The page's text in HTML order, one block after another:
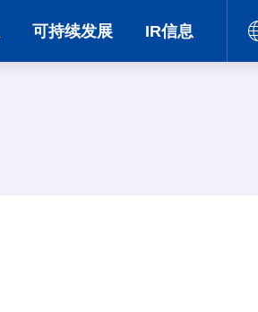
可持续发展 IR信息